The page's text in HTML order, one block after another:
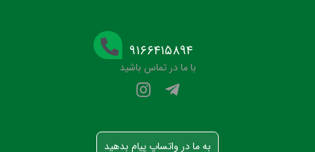
۹۱۶۶۴۱۵۸۹۴
با ما در تماس باشید
به ما در واتساپ پیام بدهید